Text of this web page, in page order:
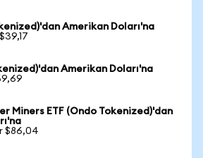
Amerikan Doları'na
Amerikan Doları'na
Miners ETF (Ondo Tokenized)'dan
$86,04